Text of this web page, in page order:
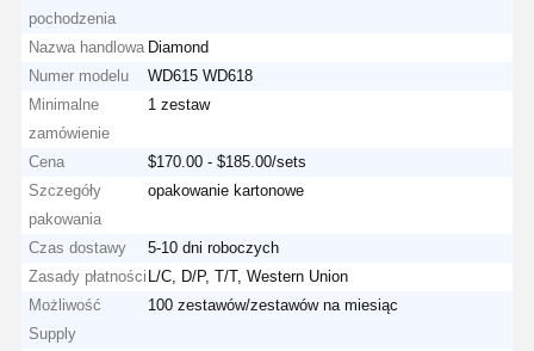
pochodzenia
Nazwa handlowa Diamond
Numer modelu
WD615 WD618
Minimalne
zamówienie
1 zestaw
Cena
$170.00 - $185.00/sets
Szczegóły
pakowania
opakowanie kartonowe
Czas dostawy
5-10 dni roboczych
Zasady płatności L/C, D/P, T/T, Western Union
Możliwość
Supply
100 zestawów/zestawów na miesiąc